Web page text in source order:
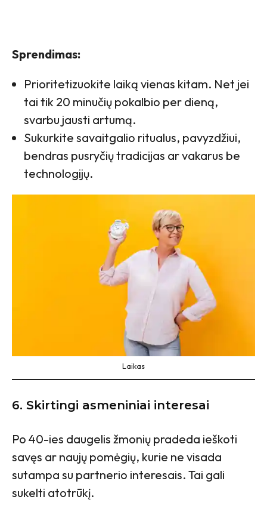
Sprendimas:
Prioritetizuokite laiką vienas kitam. Net jei
tai tik 20 minučių pokalbio per dieną,
svarbu jausti artumą.
Sukurkite savaitgalio ritualus, pavyzdžiui,
bendras pusryčių tradicijas ar vakarus be
technologijų.
Laikas
6. Skirtingi asmeniniai interesai
Po 40-ies daugelis žmonių pradeda ieškoti
savęs ar naujų pomėgių, kurie ne visada
sutampa su partnerio interesais. Tai gali
sukelti atotrūkį.